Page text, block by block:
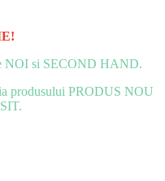
NOI si SECOND HAND.
produsului PRODUS NOU